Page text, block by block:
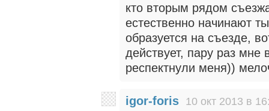
кто вторым рядом
естественно начинают
образуется на съезде,
действует, пару раз
респектнули меня))
igor-foris 10 окт 2013 в